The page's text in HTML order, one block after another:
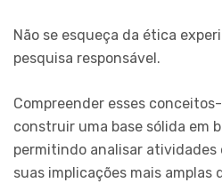
Não se esqueça da ética
pesquisa responsável.
Compreender esses
construir uma base sólida em
permitindo analisar atividades
suas implicações mais amplas